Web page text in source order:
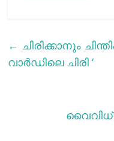
← ചിരിക്കാനും
വാർഡിലെ ചിരി ‘